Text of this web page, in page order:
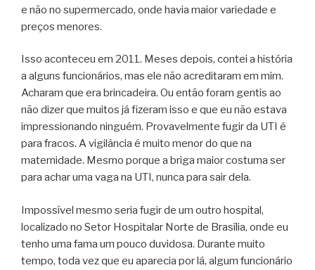
e não no supermercado, onde havia maior variedade e
preços menores.
Isso aconteceu em 2011. Meses depois, contei a história
a alguns funcionários, mas ele não acreditaram em mim.
Acharam que era brincadeira. Ou então foram gentis ao
não dizer que muitos já fizeram isso e que eu não estava
impressionando ninguém. Provavelmente fugir da UTI é
para fracos. A vigilância é muito menor do que na
maternidade. Mesmo porque a briga maior costuma ser
para achar uma vaga na UTI, nunca para sair dela.
Impossível mesmo seria fugir de um outro hospital,
localizado no Setor Hospitalar Norte de Brasília, onde eu
tenho uma fama um pouco duvidosa. Durante muito
tempo, toda vez que eu aparecia por lá, algum funcionário